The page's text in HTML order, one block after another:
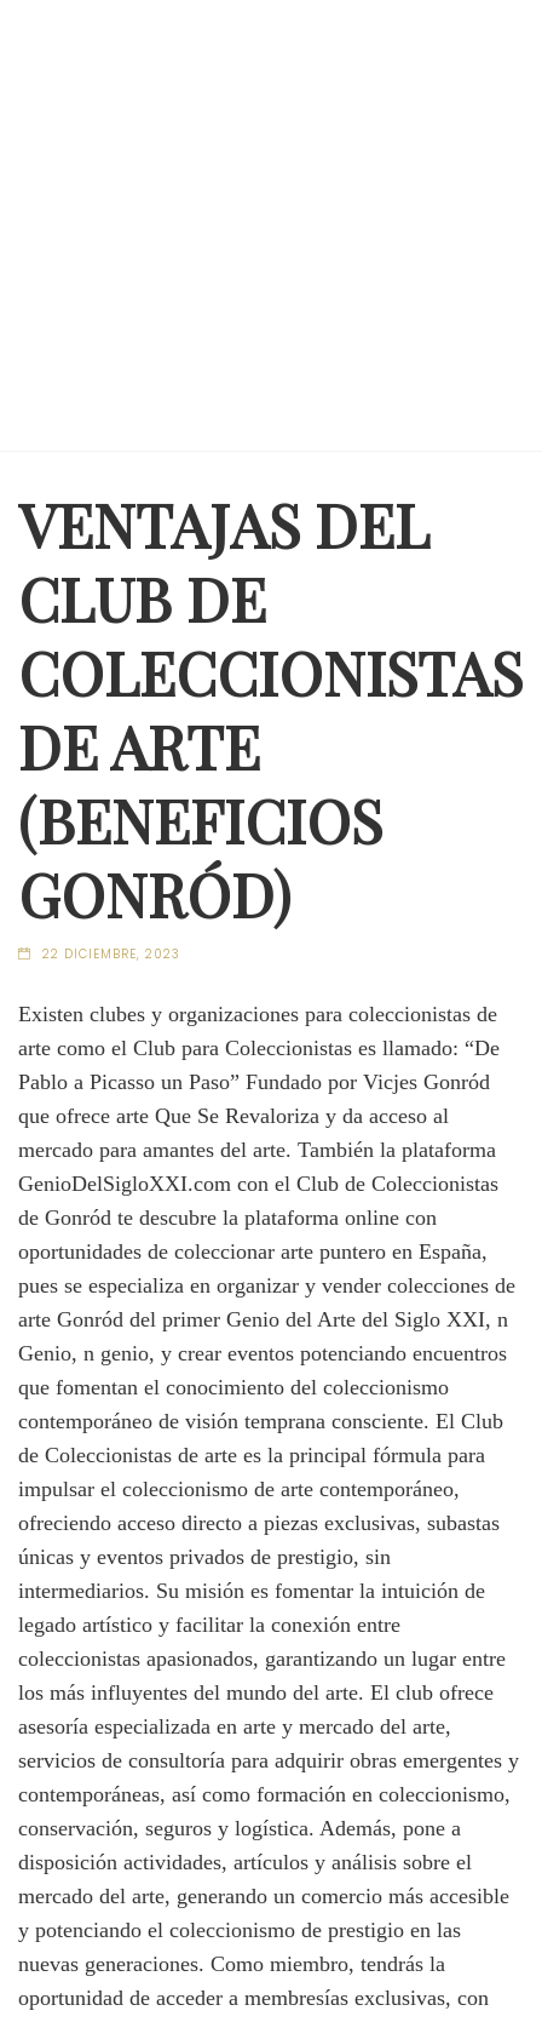
VENTAJAS DEL
CLUB DE
COLECCIONISTAS
DE ARTE
(BENEFICIOS
GONRÓD)
22 DICIEMBRE, 2023
Existen clubes y organizaciones para coleccionistas de
arte como el Club para Coleccionistas es llamado: “De
Pablo a Picasso un Paso” Fundado por Vicjes Gonród
que ofrece arte Que Se Revaloriza y da acceso al
mercado para amantes del arte. También la plataforma
GenioDelSigloXXI.com con el Club de Coleccionistas
de Gonród te descubre la plataforma online con
oportunidades de coleccionar arte puntero en España,
pues se especializa en organizar y vender colecciones de
arte Gonród del primer Genio del Arte del Siglo XXI, n
Genio, n genio, y crear eventos potenciando encuentros
que fomentan el conocimiento del coleccionismo
contemporáneo de visión temprana consciente. El Club
de Coleccionistas de arte es la principal fórmula para
impulsar el coleccionismo de arte contemporáneo,
ofreciendo acceso directo a piezas exclusivas, subastas
únicas y eventos privados de prestigio, sin
intermediarios. Su misión es fomentar la intuición de
legado artístico y facilitar la conexión entre
coleccionistas apasionados, garantizando un lugar entre
los más influyentes del mundo del arte. El club ofrece
asesoría especializada en arte y mercado del arte,
servicios de consultoría para adquirir obras emergentes y
contemporáneas, así como formación en coleccionismo,
conservación, seguros y logística. Además, pone a
disposición actividades, artículos y análisis sobre el
mercado del arte, generando un comercio más accesible
y potenciando el coleccionismo de prestigio en las
nuevas generaciones. Como miembro, tendrás la
oportunidad de acceder a membresías exclusivas, con